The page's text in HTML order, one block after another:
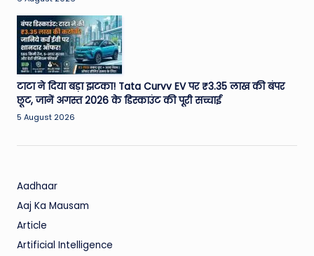
टाटा ने दिया बड़ा झटका! Tata Curvv EV पर ₹3.35 लाख की बंपर
छूट, जानें अगस्त 2026 के डिस्काउंट की पूरी सच्चाई
5 August 2026
Aadhaar
Aaj Ka Mausam
Article
Artificial Intelligence